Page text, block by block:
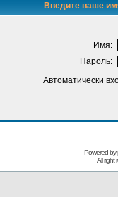
Введите ваше
Имя:
Пароль:
Автоматически
Powered
All right